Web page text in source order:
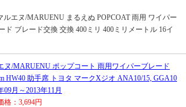
エヌ/MARUENU まるえぬ POPCOAT 雨用 ワイパー
ド ブレード交換 交換 400ミリ 400ミリメートル 16イ
ヌ/MARUENU ポップコート 雨用ワイパーブレード
HW40 助手席 トヨタ マークXジオ ANA10/15, GGA10
09月～2013年11月
格：3,694円